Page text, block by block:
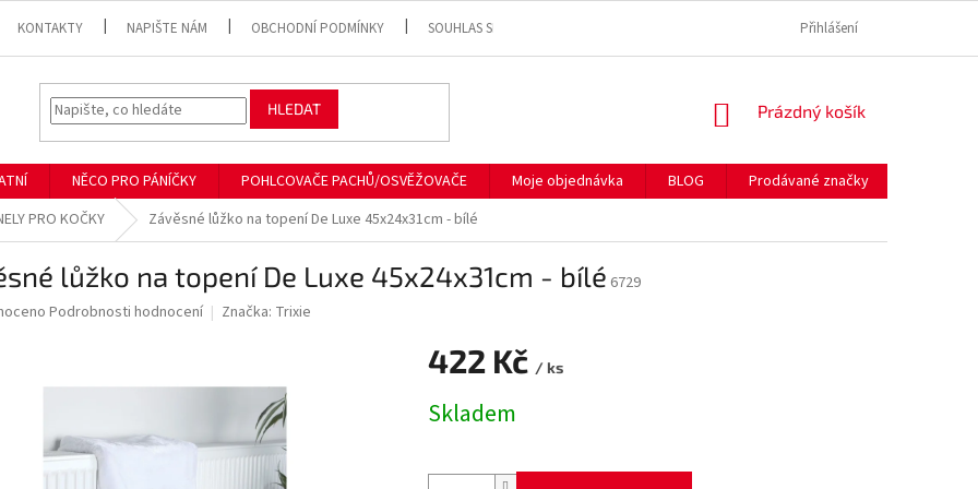
KONTAKTY NAPIŠTE NÁM OBCHODNÍ PODMÍNKY SOUHLAS SE ZPRACOVÁNÍM OSOBNÍCH ÚDAJŮ REKLAMAČNÍ ŘÁD
Přihlášení
HLEDAT
NÁKUPNÍ
Prázdný košík
NĚCO PRO PÁNÍČKY POHLCOVAČE PACHŮ/OSVĚŽOVAČE Moje objednávka BLOG Prodávané značky
PRO KOČKY Závěsné lůžko na topení De Luxe 45x24x31cm - bílé
lůžko na topení De Luxe 45x24x31cm - bílé 6729
Podrobnosti hodnocení Značka: Trixie
422 Kč / ks
cena:
Skladem